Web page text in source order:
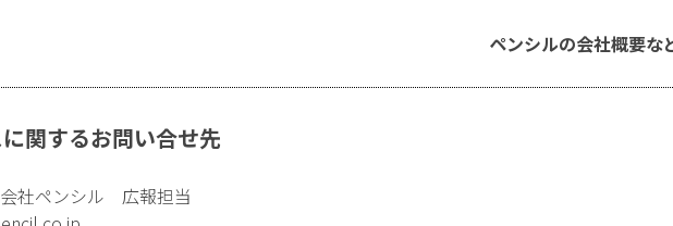
ペンシルの会社概要な
関するお問い合せ先
社ペンシル 広報担当